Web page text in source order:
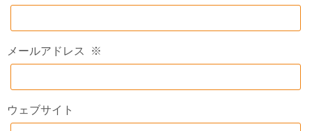
メールアドレス ※
ウェブサイト